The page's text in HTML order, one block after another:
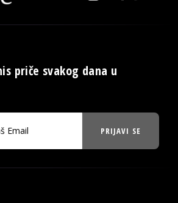
priče svakog dana u
PRIJAVI SE